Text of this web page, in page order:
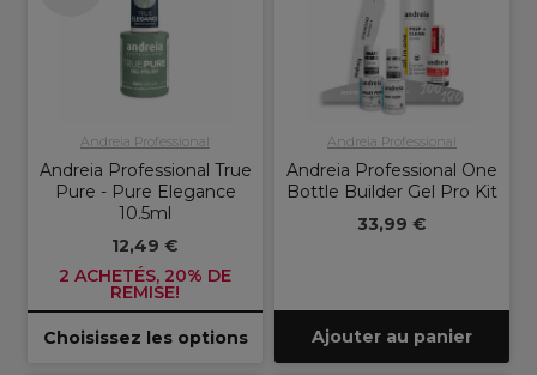
Andreia Professional
Andreia Professional True
Pure - Pure Elegance
10.5ml
12,49 €
2 ACHETÉS, 20% DE
REMISE!
Choisissez les options
Andreia Professional
Andreia Professional One
Bottle Builder Gel Pro Kit
33,99 €
Ajouter au panier